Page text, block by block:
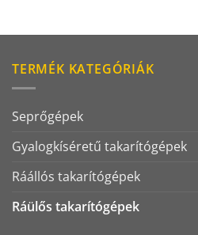
TERMÉK KATEGÓRIÁK
Seprőgépek
Gyalogkíséretű takarítógépek
Ráállós takarítógépek
Ráülős takarítógépek